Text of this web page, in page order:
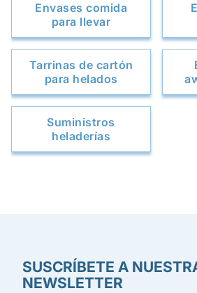
Envases comida
para llevar
Tarrinas de cartón
para helados
Suministros
heladerías
SUSCRÍBETE A
NEWSLETTER